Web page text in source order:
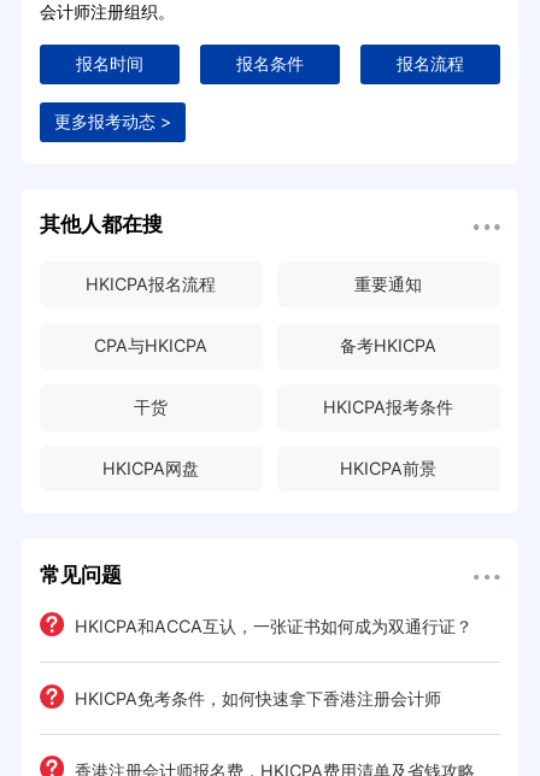
会计师注册组织。
报名时间 报名条件 报名流程
更多报考动态 >
其他人都在搜
HKICPA报名流程 重要通知
CPA与HKICPA 备考HKICPA
干货 HKICPA报考条件
HKICPA网盘 HKICPA前景
常见问题
HKICPA和ACCA互认，一张证书如何成为双通行证？
HKICPA免考条件，如何快速拿下香港注册会计师
香港注册会计师报名费，HKICPA费用清单及省钱攻略